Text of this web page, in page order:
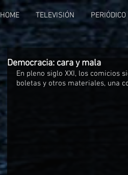
HOME TELEVISIÓN PERIÓDICO
Democracia: cara y mala
En pleno siglo XXI, los comicios
boletas y otros materiales, una